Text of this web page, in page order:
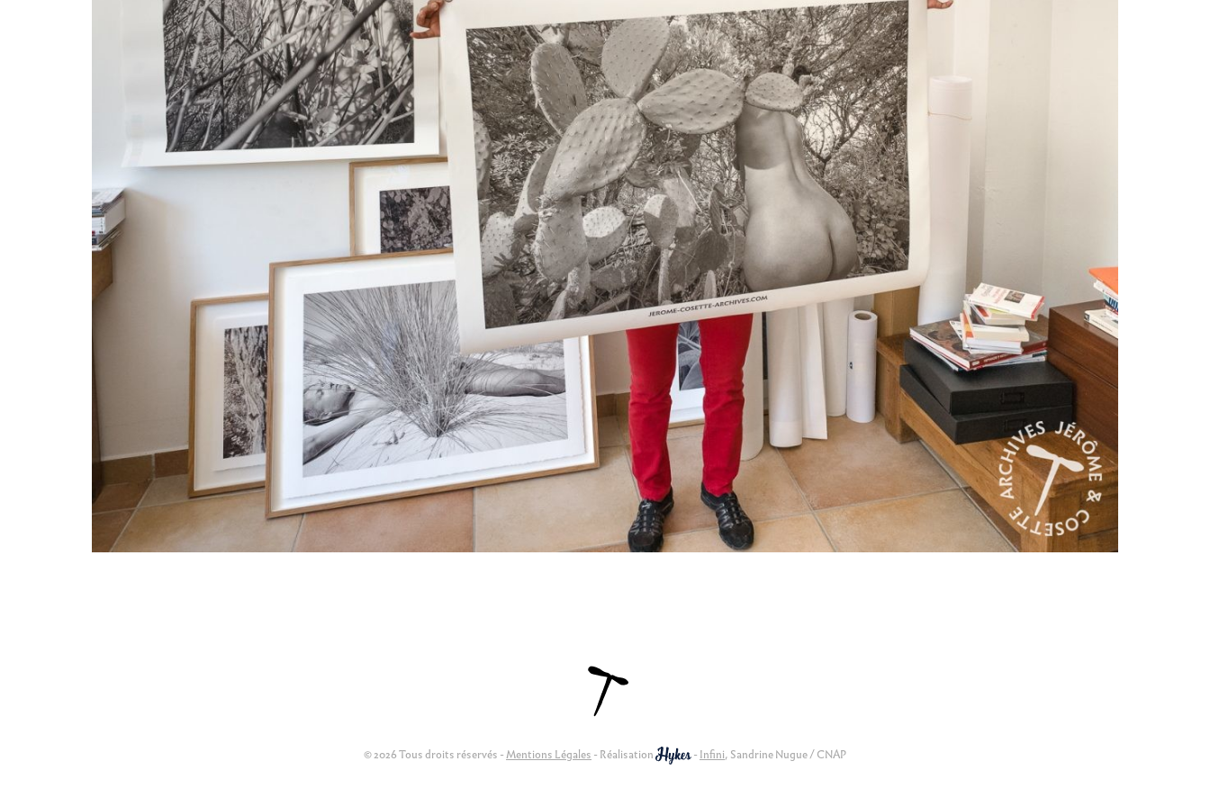
© 2026 Tous droits réservés -Mentions Légales - Réalisation - Infini, Sandrine Nugue / CNAP